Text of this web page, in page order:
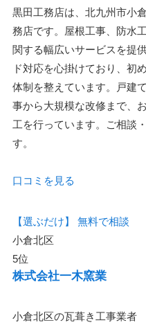
黒田工務店は、北九州市小
務店です。屋根工事、防水
関する幅広いサービスを提
ド対応を心掛けており、初
体制を整えています。戸建
事から大規模な改修まで、
工を行っています。ご相談
す。
口コミを見る
【選ぶだけ】
無料で相談
小倉北区
5位
株式会社一木窯業
小倉北区の瓦葺き工事業者